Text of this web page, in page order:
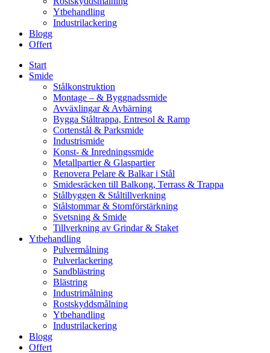
Ytbehandling
Industrilackering
Blogg
Offert
Start
Smide
Stålkonstruktion
Montage – & Byggnadssmide
Avväxlingar & Avbärning
Bygga Ståltrappa, Entresol & Ramp
Cortenstål & Parksmide
Industrismide
Konst- & Inredningssmide
Metallpartier & Glaspartier
Renovera Pelare & Balkar i Stål
Smidesräcken till Balkong, Terrass & Trappa
Stålbyggen & Ståltillverkning
Stålstommar & Stomförstärkning
Svetsning & Smide
Tillverkning av Grindar & Staket
Ytbehandling
Pulvermålning
Pulverlackering
Sandblästring
Blästring
Industrimålning
Rostskyddsmålning
Ytbehandling
Industrilackering
Blogg
Offert